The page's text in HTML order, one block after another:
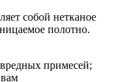
собой нетканое
полотно.
примесей;